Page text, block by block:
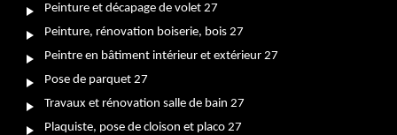
Peinture et décapage de volet 27
Peinture, rénovation boiserie, bois 27
Peintre en bâtiment intérieur et extérieur 27
Pose de parquet 27
Travaux et rénovation salle de bain 27
Plaquiste, pose de cloison et placo 27